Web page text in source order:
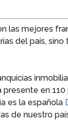
las mejores
del país, sino
en 110
es la española
de nuestro